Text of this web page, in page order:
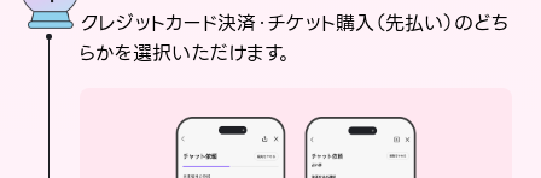
クレジットカード決済・チケット購入（先払い）のどち
らかを選択いただけます。